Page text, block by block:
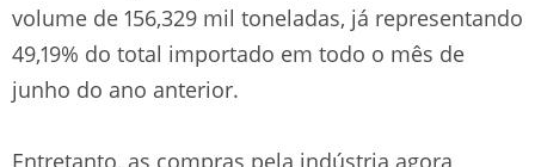
volume de 156,329 mil toneladas, já representando
49,19% do total importado em todo o mês de
junho do ano anterior.
Entretanto, as compras pela indústria agora